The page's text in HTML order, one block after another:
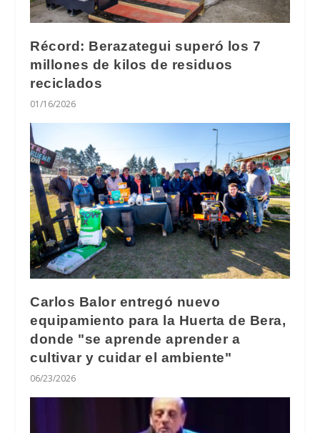
Récord: Berazategui superó los 7
millones de kilos de residuos
reciclados
01/16/2026
Carlos Balor entregó nuevo
equipamiento para la Huerta de Bera,
donde "se aprende aprender a
cultivar y cuidar el ambiente"
06/23/2026